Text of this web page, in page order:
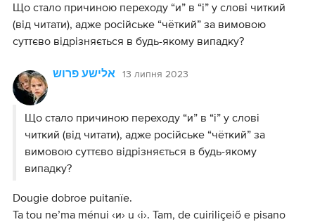
Що стало причиною переходу “и” в “і” у слові читкий
(від читати), адже російське “чёткий” за вимовою
суттєво відрізняється в будь-якому випадку?
אלישע פרוש 13 липня 2023
Що стало причиною переходу “и” в “і” у слові
читкий (від читати), адже російське “чёткий” за
вимовою суттєво відрізняється в будь-якому
випадку?
Dougie dobroe puitanïe.
Ta tou ne’ma ménui ‹и› u ‹і›. Tam, de cuiriliçeiõ e pisano